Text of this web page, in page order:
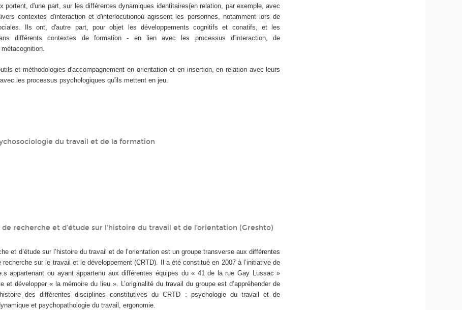
portent, d'une part, sur les différentes dynamiques identitaires(en relation, par exemple, avec
contextes d'interaction et d'interlocutionoù agissent les personnes, notamment lors de
Ils ont, d'autre part, pour objet les développements cognitifs et conatifs, et les
différents contextes de formation - en lien avec les processus d'interaction, de
et méthodologies d'accompagnement en orientation et en insertion, en relation avec leurs
les processus psychologiques qu'ils mettent en jeu.
du travail et de la formation
de recherche et d’étude sur l’histoire du travail et de l’orientation (Greshto)
et d’étude sur l’histoire du travail et de l’orientation est un groupe transverse aux différentes
recherche sur le travail et le développement (CRTD). Il a été constitué en 2007 à l’initiative de
appartenant ou ayant appartenu aux différentes équipes du « 41 de la rue Gay Lussac »
et développer « la mémoire du lieu ». L’originalité du travail du groupe est d’appréhender de
des différentes disciplines constitutives du CRTD : psychologie du travail et de
et psychopathologie du travail, ergonomie.